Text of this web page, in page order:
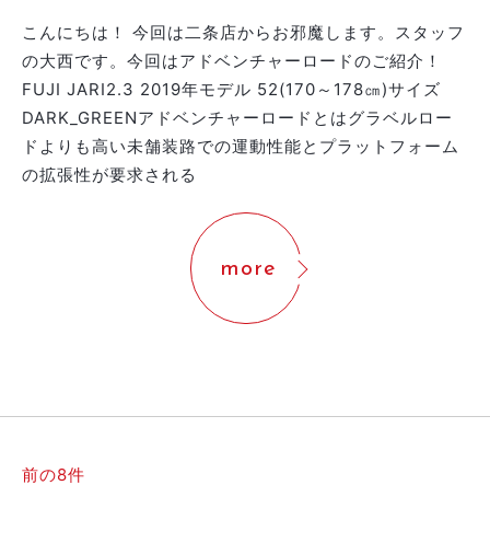
こんにちは！ 今回は二条店からお邪魔します。スタッフ
の大西です。今回はアドベンチャーロードのご紹介！
FUJI JARI2.3 2019年モデル 52(170～178㎝)サイズ
DARK_GREENアドベンチャーロードとはグラベルロー
ドよりも高い未舗装路での運動性能とプラットフォーム
の拡張性が要求される
more
前の8件